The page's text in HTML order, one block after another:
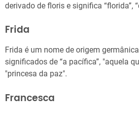
derivado de floris e significa “florida”,
Frida
Frida é um nome de origem
significados de “a pacífica”, "aquela
"princesa da paz".
Francesca